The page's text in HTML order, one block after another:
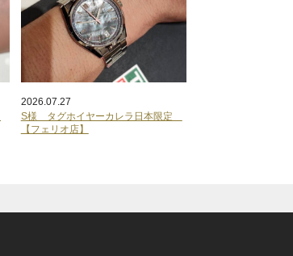
2026.07.27
S様 タグホイヤーカレラ日本限定
【フェリオ店】